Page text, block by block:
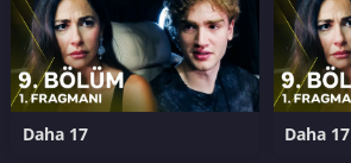
Daha 17 Daha 17